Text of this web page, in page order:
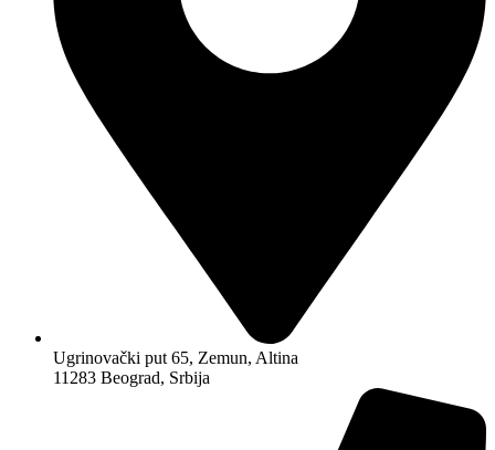
Ugrinovački put 65, Zemun, Altina
11283 Beograd, Srbija